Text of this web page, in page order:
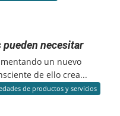
pueden necesitar
un nuevo
de ello crea...
de productos y servicios